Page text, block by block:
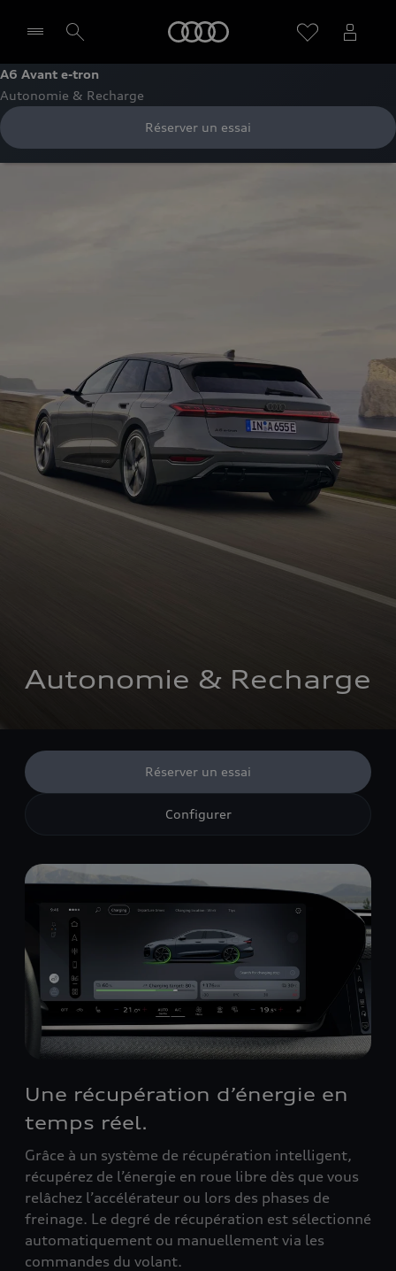
Sélectionner un Partenaire
A6 Avant e-tron
Autonomie & Recharge
Réserver un essai
Autonomie & Recharge
Réserver un essai
Configurer
Une récupération d’énergie en
temps réel.
Grâce à un système de récupération intelligent,
récupérez de l’énergie en roue libre dès que vous
relâchez l’accélérateur ou lors des phases de
freinage. Le degré de récupération est sélectionné
automatiquement ou manuellement via les
commandes du volant.